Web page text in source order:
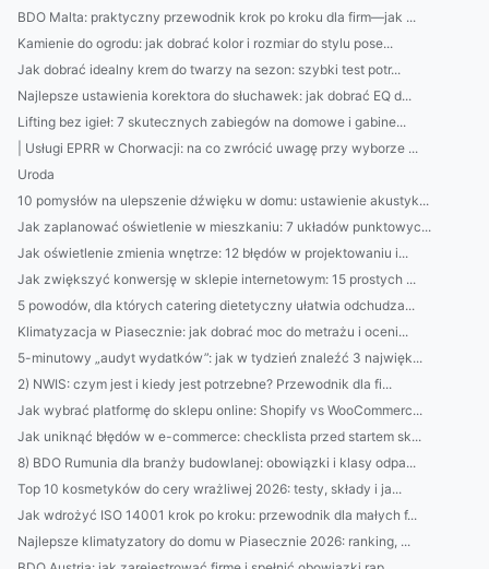
BDO Malta: praktyczny przewodnik krok po kroku dla firm—jak ...
Kamienie do ogrodu: jak dobrać kolor i rozmiar do stylu pose...
Jak dobrać idealny krem do twarzy na sezon: szybki test potr...
Najlepsze ustawienia korektora do słuchawek: jak dobrać EQ d...
Lifting bez igieł: 7 skutecznych zabiegów na domowe i gabine...
| Usługi EPRR w Chorwacji: na co zwrócić uwagę przy wyborze ...
Uroda
10 pomysłów na ulepszenie dźwięku w domu: ustawienie akustyk...
Jak zaplanować oświetlenie w mieszkaniu: 7 układów punktowyc...
Jak oświetlenie zmienia wnętrze: 12 błędów w projektowaniu i...
Jak zwiększyć konwersję w sklepie internetowym: 15 prostych ...
5 powodów, dla których catering dietetyczny ułatwia odchudza...
Klimatyzacja w Piasecznie: jak dobrać moc do metrażu i oceni...
5-minutowy „audyt wydatków”: jak w tydzień znaleźć 3 najwięk...
2) NWIS: czym jest i kiedy jest potrzebne? Przewodnik dla fi...
Jak wybrać platformę do sklepu online: Shopify vs WooCommerc...
Jak uniknąć błędów w e-commerce: checklista przed startem sk...
8) BDO Rumunia dla branży budowlanej: obowiązki i klasy odpa...
Top 10 kosmetyków do cery wrażliwej 2026: testy, składy i ja...
Jak wdrożyć ISO 14001 krok po kroku: przewodnik dla małych f...
Najlepsze klimatyzatory do domu w Piasecznie 2026: ranking, ...